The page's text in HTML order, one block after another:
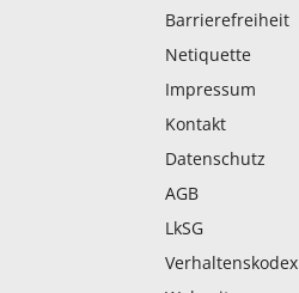
Barrierefreiheit
Netiquette
Impressum
Kontakt
Datenschutz
AGB
LkSG
Verhaltenskodex